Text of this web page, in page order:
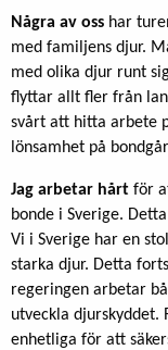
Några av oss har
med familjens djur.
med olika djur runt
flyttar allt fler från
svårt att hitta arbete
lönsamhet på
Jag arbetar hårt för
bonde i Sverige.
Vi i Sverige har en
starka djur. Detta
regeringen arbetar
utveckla
enhetliga för att